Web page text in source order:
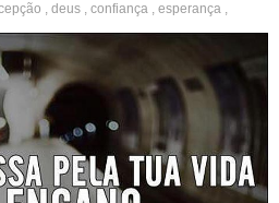
, deus , confiança , esperança ,